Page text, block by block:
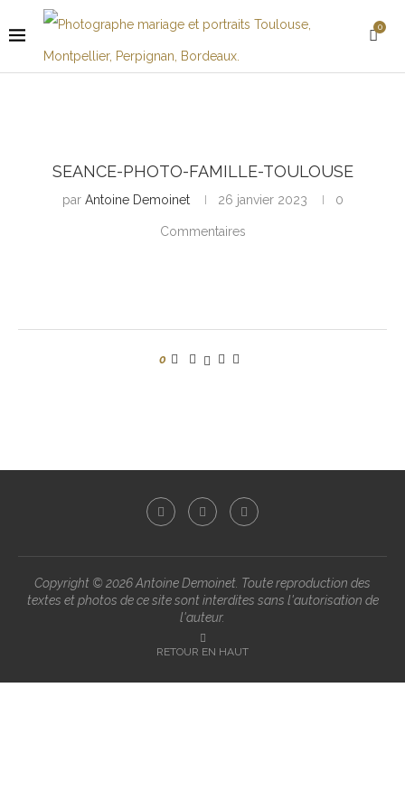
0
SEANCE-PHOTO-FAMILLE-TOULOUSE
par Antoine Demoinet 26 janvier 2023 0
Commentaires
0
Copyright © 2026 Antoine Demoinet. Toute reproduction des
textes et photos de ce site sont interdites sans l'autorisation de
l'auteur.
RETOUR EN HAUT